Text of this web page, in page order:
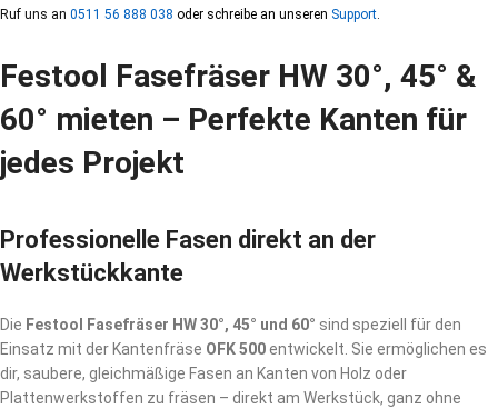
Ruf uns an 0511 56 888 038 oder schreibe an unseren Support.
Festool Fasefräser HW 30°, 45° &
60° mieten – Perfekte Kanten für
jedes Projekt
Professionelle Fasen direkt an der
Werkstückkante
Die Festool Fasefräser HW 30°, 45° und 60° sind speziell für den
Einsatz mit der Kantenfräse OFK 500entwickelt. Sie ermöglichen es
dir, saubere, gleichmäßige Fasen an Kanten von Holz oder
Plattenwerkstoffen zu fräsen – direkt am Werkstück, ganz ohne